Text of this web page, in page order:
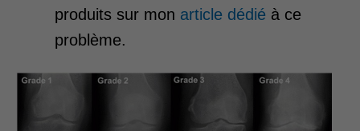
produits sur mon article dédié à ce
problème.